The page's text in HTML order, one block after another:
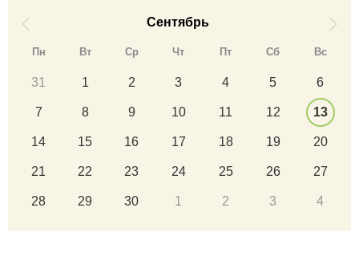
Сентябрь
Пн Вт Ср Чт Пт Сб Вс
31 1 2 3 4 5 6
7 8 9 10 11 12 13
14 15 16 17 18 19 20
21 22 23 24 25 26 27
28 29 30 1 2 3 4